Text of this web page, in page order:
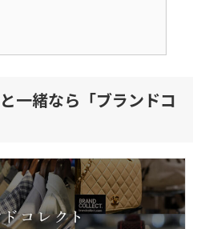
一緒なら「ブランドコ